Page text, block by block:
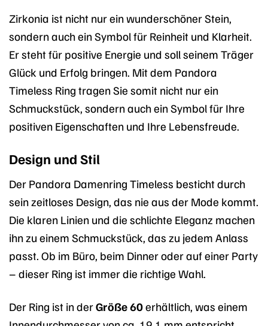
Zirkonia ist nicht nur ein wunderschöner Stein,
sondern auch ein Symbol für Reinheit und Klarheit.
Er steht für positive Energie und soll seinem Träger
Glück und Erfolg bringen. Mit dem Pandora
Timeless Ring tragen Sie somit nicht nur ein
Schmuckstück, sondern auch ein Symbol für Ihre
positiven Eigenschaften und Ihre Lebensfreude.
Design und Stil
Der Pandora Damenring Timeless besticht durch
sein zeitloses Design, das nie aus der Mode kommt.
Die klaren Linien und die schlichte Eleganz machen
ihn zu einem Schmuckstück, das zu jedem Anlass
passt. Ob im Büro, beim Dinner oder auf einer Party
– dieser Ring ist immer die richtige Wahl.
Der Ring ist in derGröße 60erhältlich, was einem